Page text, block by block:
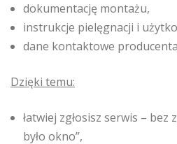
dokumentację montażu,
instrukcje pielęgnacji i
dane kontaktowe
Dzięki temu:
łatwiej zgłosisz serwis – bez
było okno”,